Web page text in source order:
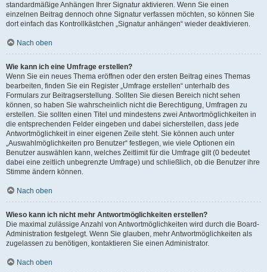
standardmäßige Anhängen Ihrer Signatur aktivieren. Wenn Sie einen
einzelnen Beitrag dennoch ohne Signatur verfassen möchten, so können Sie
dort einfach das Kontrollkästchen „Signatur anhängen“ wieder deaktivieren.
Nach oben
Wie kann ich eine Umfrage erstellen?
Wenn Sie ein neues Thema eröffnen oder den ersten Beitrag eines Themas
bearbeiten, finden Sie ein Register „Umfrage erstellen“ unterhalb des
Formulars zur Beitragserstellung. Sollten Sie diesen Bereich nicht sehen
können, so haben Sie wahrscheinlich nicht die Berechtigung, Umfragen zu
erstellen. Sie sollten einen Titel und mindestens zwei Antwortmöglichkeiten in
die entsprechenden Felder eingeben und dabei sicherstellen, dass jede
Antwortmöglichkeit in einer eigenen Zeile steht. Sie können auch unter
„Auswahlmöglichkeiten pro Benutzer“ festlegen, wie viele Optionen ein
Benutzer auswählen kann, welches Zeitlimit für die Umfrage gilt (0 bedeutet
dabei eine zeitlich unbegrenzte Umfrage) und schließlich, ob die Benutzer ihre
Stimme ändern können.
Nach oben
Wieso kann ich nicht mehr Antwortmöglichkeiten erstellen?
Die maximal zulässige Anzahl von Antwortmöglichkeiten wird durch die Board-
Administration festgelegt. Wenn Sie glauben, mehr Antwortmöglichkeiten als
zugelassen zu benötigen, kontaktieren Sie einen Administrator.
Nach oben